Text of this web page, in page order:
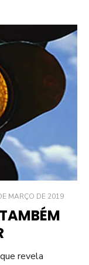
MARÇO DE 2019
revela